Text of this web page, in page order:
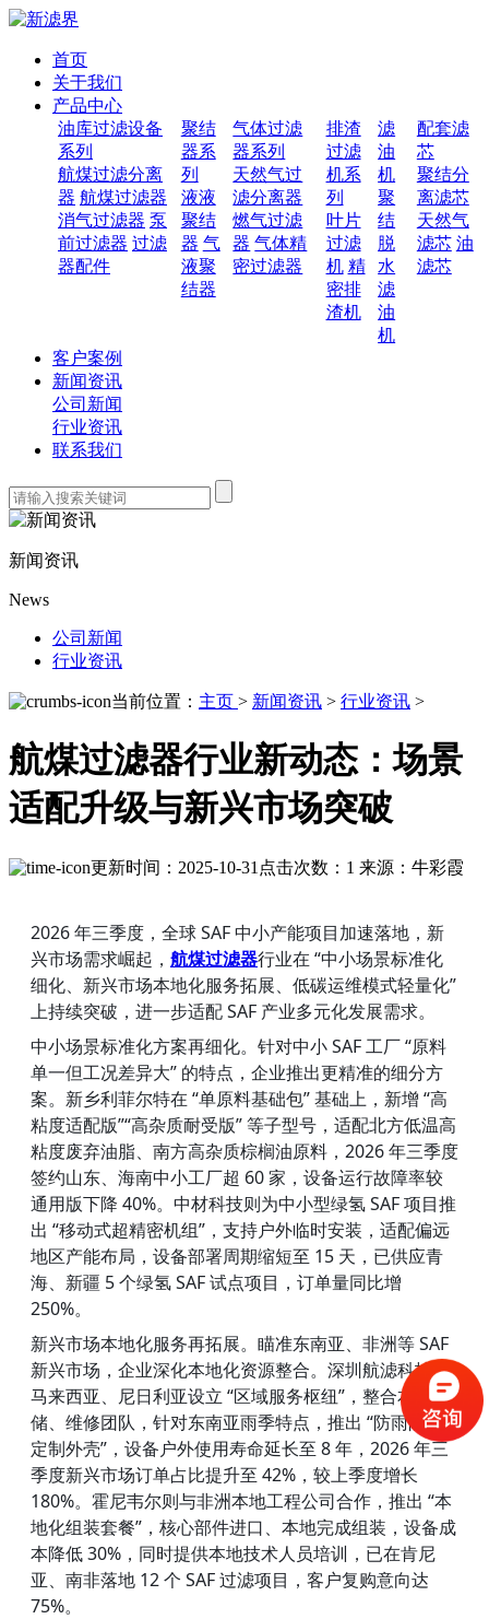
首页
关于我们
产品中心
油库过滤设备
系列
航煤过滤分离
器 航煤过滤器
消气过滤器 泵
前过滤器 过滤
器配件
聚结
器系
列
液液
聚结
器 气
液聚
结器
气体过滤
器系列
天然气过
滤分离器
燃气过滤
器 气体精
密过滤器
排渣
过滤
机系
列
叶片
过滤
机 精
密排
渣机
滤
油
机
聚
结
脱
水
滤
油
机
配套滤
芯
聚结分
离滤芯
天然气
滤芯 油
滤芯
客户案例
新闻资讯
公司新闻
行业资讯
联系我们
新闻资讯
News
公司新闻
行业资讯
当前位置： 主页 > 新闻资讯 > 行业资讯 >
航煤过滤器行业新动态：场景
适配升级与新兴市场突破
更新时间：2025-10-31 点击次数：1 来源：牛彩霞
2026 年三季度，全球 SAF 中小产能项目加速落地，新
兴市场需求崛起， 航煤过滤器行业在 “中小场景标准化
细化、新兴市场本地化服务拓展、低碳运维模式轻量化”
上持续突破，进一步适配 SAF 产业多元化发展需求。
中小场景标准化方案再细化。针对中小 SAF 工厂 “原料
单一但工况差异大” 的特点，企业推出更精准的细分方
案。新乡利菲尔特在 “单原料基础包” 基础上，新增 “高
粘度适配版”“高杂质耐受版” 等子型号，适配北方低温高
粘度废弃油脂、南方高杂质棕榈油原料，2026 年三季度
签约山东、海南中小工厂超 60 家，设备运行故障率较
通用版下降 40%。中材科技则为中小型绿氢 SAF 项目推
出 “移动式超精密机组”，支持户外临时安装，适配偏远
地区产能布局，设备部署周期缩短至 15 天，已供应青
海、新疆 5 个绿氢 SAF 试点项目，订单量同比增
250%。
新兴市场本地化服务再拓展。瞄准东南亚、非洲等 SAF
新兴市场，企业深化本地化资源整合。深圳航滤科技在
马来西亚、尼日利亚设立 “区域服务枢纽”，整合本地仓
储、维修团队，针对东南亚雨季特点，推出 “防雨防尘
定制外壳”，设备户外使用寿命延长至 8 年，2026 年三
季度新兴市场订单占比提升至 42%，较上季度增长
180%。霍尼韦尔则与非洲本地工程公司合作，推出 “本
地化组装套餐”，核心部件进口、本地完成组装，设备成
本降低 30%，同时提供本地技术人员培训，已在肯尼
亚、南非落地 12 个 SAF 过滤项目，客户复购意向达
75%。